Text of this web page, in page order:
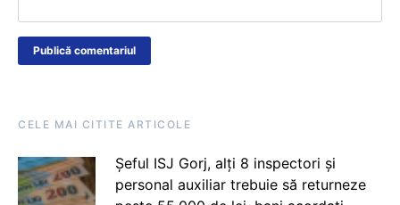
CELE MAI CITITE ARTICOLE
Șeful ISJ Gorj, alți 8 inspectori și
personal auxiliar trebuie să returneze